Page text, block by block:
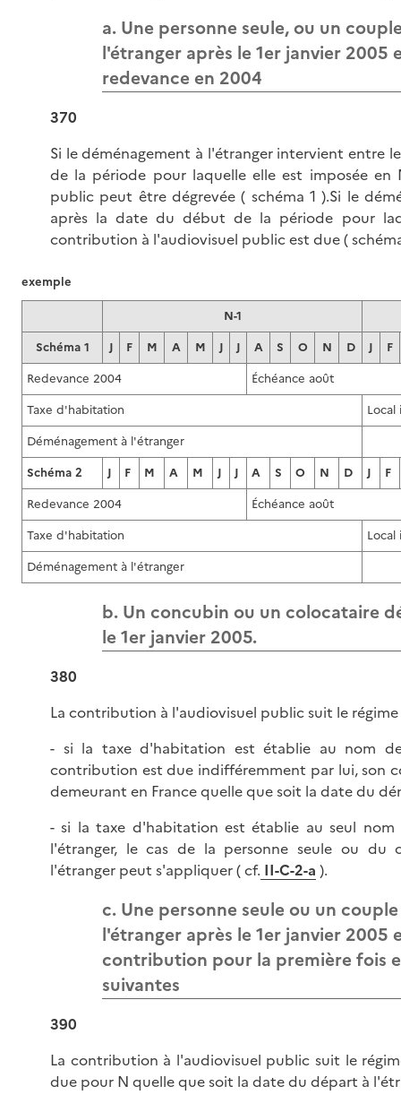
a. Une personne seule, ou un
l'étranger après le 1er janvier 2005
redevance en 2004
370
Si le déménagement à l'étranger intervient entre
de la période pour laquelle elle est imposée
public peut être dégrevée ( schéma 1 ).Si le
après la date du début de la période pour
contribution à l'audiovisuel public est due (
N-1
Schéma 1
J F M A M J J A S O N D J
F
Redevance 2004
Échéance août
Taxe d'habitation
Local
Déménagement à l'étranger
Schéma 2
J F M A M J J A S O N D J
F
Redevance 2004
Échéance août
Taxe d'habitation
Local
Déménagement à l'étranger
exemple
b. Un concubin ou un colocataire
le 1er janvier 2005.
380
La contribution à l'audiovisuel public suit le
- si la taxe d'habitation est établie au nom
contribution est due indifféremment par lui, son
demeurant en France quelle que soit la date du
- si la taxe d'habitation est établie au seul
l'étranger, le cas de la personne seule ou du
l'étranger peut s'appliquer ( cf. II-C-2-a ).
c. Une personne seule ou un
l'étranger après le 1er janvier 2005
contribution pour la première fois
suivantes
390
La contribution à l'audiovisuel public suit le
due pour N quelle que soit la date du départ à